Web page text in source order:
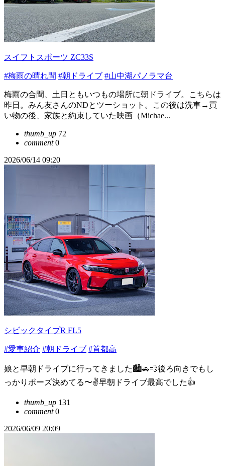
スイフトスポーツ ZC33S
#梅雨の晴れ間 #朝ドライブ #山中湖パノラマ台
梅雨の合間、土日ともいつもの場所に朝ドライブ。こちらは
昨日。みん友さんのNDとツーショット。この後は洗車→買
い物の後、家族と約束していた映画（Michae...
thumb_up 72
comment0
2026/06/14 09:20
シビックタイプR FL5
#愛車紹介 #朝ドライブ #首都高
娘と早朝ドライブに行ってきました🏙️🚗💨後ろ向きでもし
っかりポーズ決めてる〜✌️早朝ドライブ最高でした👍
thumb_up 131
comment0
2026/06/09 20:09